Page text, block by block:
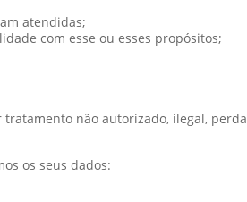
atendidas;
com esse ou esses propósitos;
não autorizado, ilegal, perda
os seus dados: